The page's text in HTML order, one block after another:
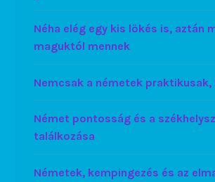
Néha elég egy kis lökés is, aztán
maguktól mennek
Nemcsak a németek praktikusak,
Német pontosság és a
találkozása
Németek, kempingezés és az